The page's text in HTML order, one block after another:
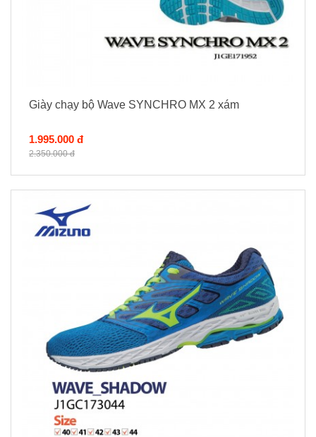
Giày chạy bộ Wave SYNCHRO MX 2 xám
1.995.000 đ
2.350.000 đ